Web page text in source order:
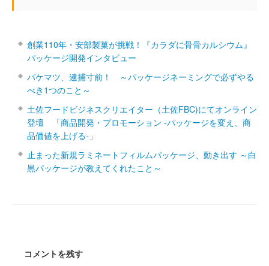
創業110年・安部製菓が挑戦！『カラダに骨骨カルシウム』
パッケージ開発インタビュー
パケマツ、逮捕寸前！ ～パッケージネーミングで必ずやる
べき1つのこと～
土佐フードビジネスクリエイター（土佐FBC)にてオンライン
登壇 「商品開発・プロモーション ‐パッケージを変え、商
品価値を上げる‐」
止まった新規ラミネートフィルムパッケージ、動き出す ～白
黒パッケージが教えてくれたこと～
コメントを残す